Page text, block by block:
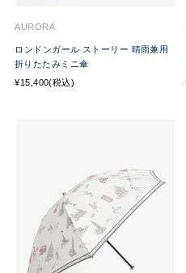
AURORA
ロンドンガール ストーリー 晴雨兼用
折りたたみミニ傘
¥15,400(税込)